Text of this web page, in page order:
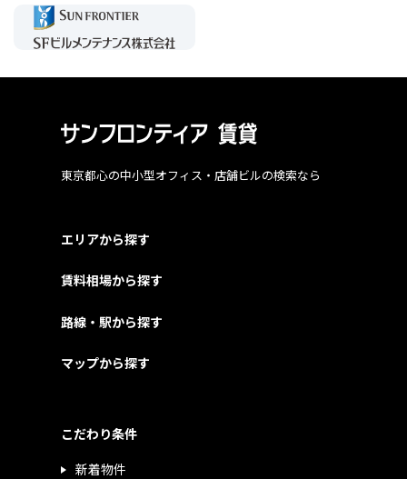
東京都心の中小型オフィス・店舗ビルの検索なら
エリアから探す
賃料相場から探す
路線・駅から探す
マップから探す
こだわり条件
新着物件